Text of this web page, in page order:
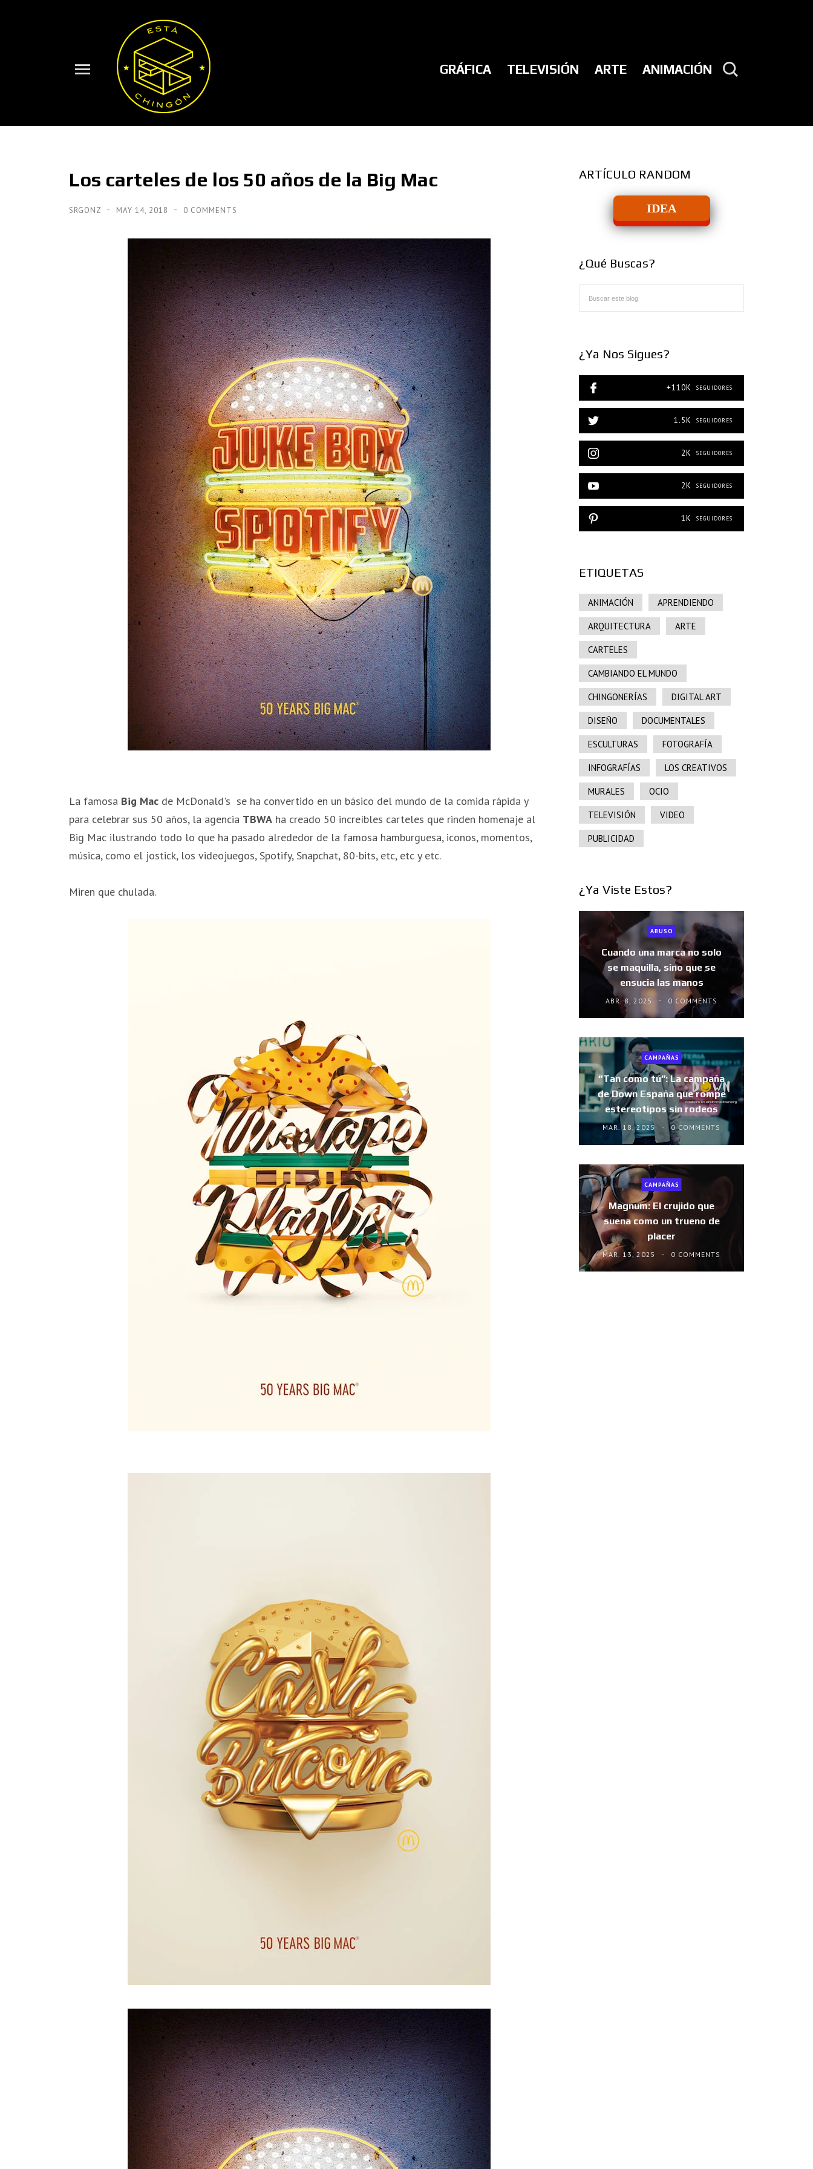
GRÁFICA TELEVISIÓN ARTE ANIMACIÓN
Los carteles de los 50 años de la Big Mac
SRGONZ MAY 14, 2018 0 COMMENTS
La famosa Big Mac de McDonald's se ha convertido en un básico del mundo de la comida rápida y
para celebrar sus 50 años, la agencia TBWA ha creado 50 increíbles carteles que rinden homenaje al
Big Mac ilustrando todo lo que ha pasado alrededor de la famosa hamburguesa, iconos, momentos,
música, como el jostick, los videojuegos, Spotify, Snapchat, 80-bits, etc, etc y etc.
Miren que chulada.
ARTÍCULO RANDOM
IDEA
¿Qué Buscas?
¿Ya Nos Sigues?
+110K SEGUIDORES
1.5K SEGUIDORES
2K SEGUIDORES
2K SEGUIDORES
1K SEGUIDORES
ETIQUETAS
ANIMACIÓN APRENDIENDO
ARQUITECTURA ARTE
CARTELES
CAMBIANDO EL MUNDO
CHINGONERÍAS DIGITAL ART
DISEÑO DOCUMENTALES
ESCULTURAS FOTOGRAFÍA
INFOGRAFÍAS LOS CREATIVOS
MURALES OCIO
TELEVISIÓN VIDEO
PUBLICIDAD
¿Ya Viste Estos?
ABUSO
Cuando una marca no solo
se maquilla, sino que se
ensucia las manos
ABR. 8, 2025 0 COMMENTS
CAMPAÑAS
“Tan como tú”: La campaña
de Down España que rompe
estereotipos sin rodeos
MAR. 18, 2025 0 COMMENTS
CAMPAÑAS
Magnum: El crujido que
suena como un trueno de
placer
MAR. 13, 2025 0 COMMENTS